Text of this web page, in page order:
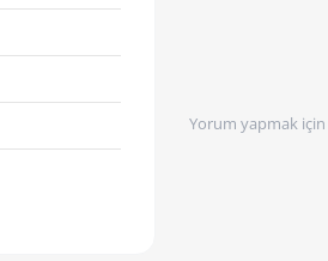
Yorum yapmak için